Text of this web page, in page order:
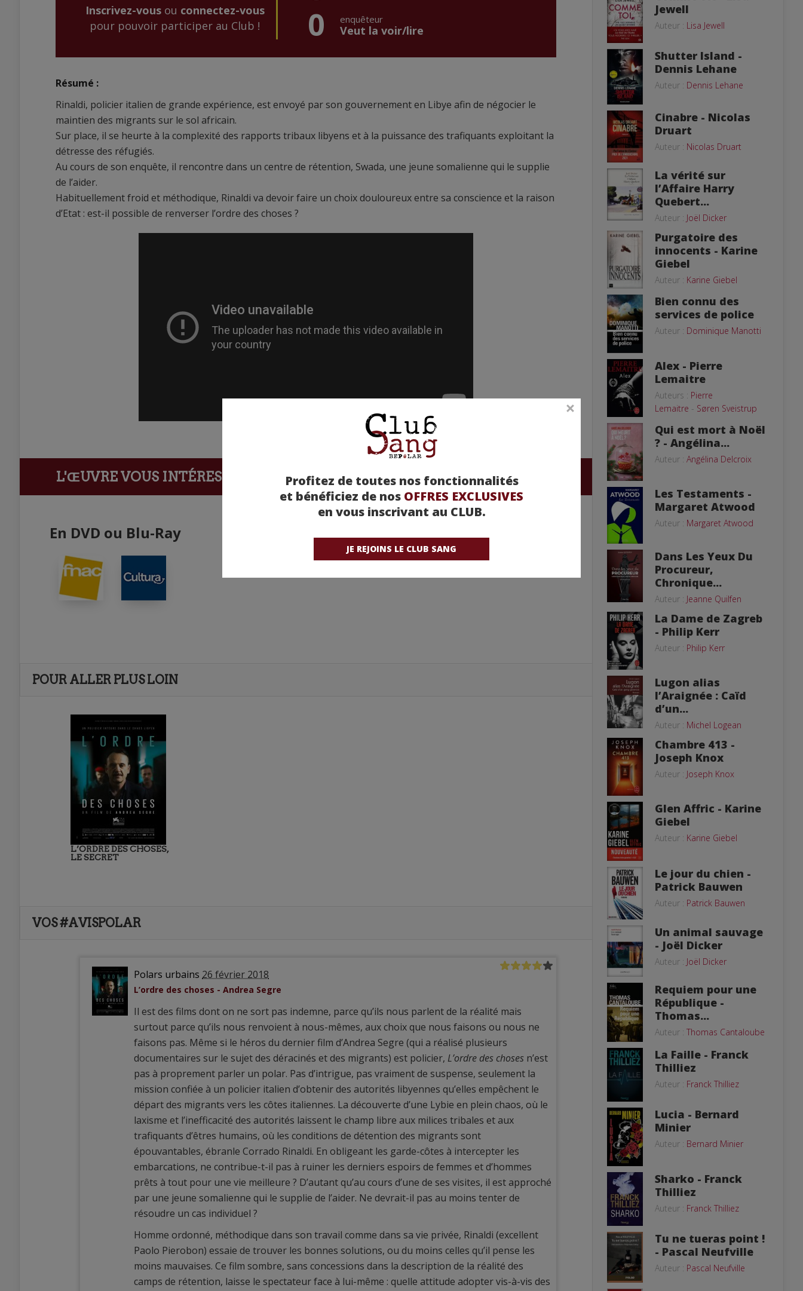
Profitez de toutes nos fonctionnalités
et bénéficiez de nos OFFRES EXCLUSIVES
en vous inscrivant au CLUB.
JE REJOINS LE CLUB SANG
Inscrivez-vousou connectez-vous
pour pouvoir participer au Club !
0 enquêteur
Veut la voir/lire
Résumé :
Rinaldi, policier italien de grande expérience, est envoyé par son gouvernement en Libye afin de négocier le
maintien des migrants sur le sol africain.
Sur place, il se heurte à la complexité des rapports tribaux libyens et à la puissance des trafiquants exploitant la
détresse des réfugiés.
Au cours de son enquête, il rencontre dans un centre de rétention, Swada, une jeune somalienne qui le supplie
de l’aider.
Habituellement froid et méthodique, Rinaldi va devoir faire un choix douloureux entre sa conscience et la raison
d’Etat : est-il possible de renverser l’ordre des choses ?
L'ŒUVRE VOUS INTÉRESSE ? Achetez-la chez nos partenaires !
En DVD ou Blu-Ray
POUR ALLER PLUS LOIN
L’ORDRE DES CHOSES,
LE SECRET
VOS #AVISPOLAR
Polars urbains 26 février 2018
L’ordre des choses - Andrea Segre
Il est des films dont on ne sort pas indemne, parce qu’ils nous parlent de la réalité mais
surtout parce qu’ils nous renvoient à nous-mêmes, aux choix que nous faisons ou nous ne
faisons pas. Même si le héros du dernier film d’Andrea Segre (qui a réalisé plusieurs
documentaires sur le sujet des déracinés et des migrants) est policier, L’ordre des choses n’est
pas à proprement parler un polar. Pas d’intrigue, pas vraiment de suspense, seulement la
mission confiée à un policier italien d’obtenir des autorités libyennes qu’elles empêchent le
départ des migrants vers les côtes italiennes. La découverte d’une Lybie en plein chaos, où le
laxisme et l’inefficacité des autorités laissent le champ libre aux milices tribales et aux
trafiquants d’êtres humains, où les conditions de détention des migrants sont
épouvantables, ébranle Corrado Rinaldi. En obligeant les garde-côtes à intercepter les
embarcations, ne contribue-t-il pas à ruiner les derniers espoirs de femmes et d’hommes
prêts à tout pour une vie meilleure ? D’autant qu’au cours d’une de ses visites, il est approché
par une jeune somalienne qui le supplie de l’aider. Ne devrait-il pas au moins tenter de
résoudre un cas individuel ?
Homme ordonné, méthodique dans son travail comme dans sa vie privée, Rinaldi (excellent
Paolo Pierobon) essaie de trouver les bonnes solutions, ou du moins celles qu’il pense les
moins mauvaises. Ce film sombre, sans concessions dans la description de la réalité des
camps de rétention, laisse le spectateur face à lui-même : quelle attitude adopter vis-à-vis des
Jewell
Auteur : Lisa Jewell
Shutter Island -
Dennis Lehane
Auteur : Dennis Lehane
Cinabre - Nicolas
Druart
Auteur : Nicolas Druart
La vérité sur
l’Affaire Harry
Quebert...
Auteur : Joël Dicker
Purgatoire des
innocents - Karine
Giebel
Auteur : Karine Giebel
Bien connu des
services de police
Auteur : Dominique Manotti
Alex - Pierre
Lemaitre
Auteurs : Pierre
Lemaitre - Søren Sveistrup
Qui est mort à Noël
? - Angélina...
Auteur : Angélina Delcroix
Les Testaments -
Margaret Atwood
Auteur : Margaret Atwood
Dans Les Yeux Du
Procureur,
Chronique...
Auteur : Jeanne Quilfen
La Dame de Zagreb
- Philip Kerr
Auteur : Philip Kerr
Lugon alias
l’Araignée : Caïd
d’un...
Auteur : Michel Logean
Chambre 413 -
Joseph Knox
Auteur : Joseph Knox
Glen Affric - Karine
Giebel
Auteur : Karine Giebel
Le jour du chien -
Patrick Bauwen
Auteur : Patrick Bauwen
Un animal sauvage
- Joël Dicker
Auteur : Joël Dicker
Requiem pour une
République -
Thomas...
Auteur : Thomas Cantaloube
La Faille - Franck
Thilliez
Auteur : Franck Thilliez
Lucia - Bernard
Minier
Auteur : Bernard Minier
Sharko - Franck
Thilliez
Auteur : Franck Thilliez
Tu ne tueras point !
- Pascal Neufville
Auteur : Pascal Neufville